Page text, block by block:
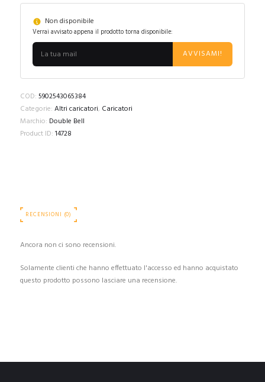
Non disponibile
Verrai avvisato appena il prodotto torna disponibile:
AVVISAMI!
COD: 5902543065384
Categorie: Altri caricatori, Caricatori
Marchio: Double Bell
Product ID: 14728
RECENSIONI (0)
Ancora non ci sono recensioni.
Solamente clienti che hanno effettuato l'accesso ed hanno acquistato
questo prodotto possono lasciare una recensione.